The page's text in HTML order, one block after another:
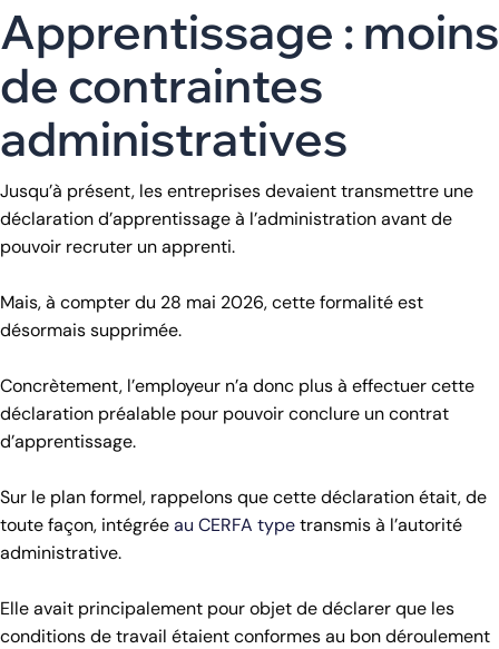
Apprentissage : moins
de contraintes
administratives
Jusqu’à présent, les entreprises devaient transmettre une
déclaration d’apprentissage à l’administration avant de
pouvoir recruter un apprenti.
Mais, à compter du 28 mai 2026, cette formalité est
désormais supprimée.
Concrètement, l’employeur n’a donc plus à effectuer cette
déclaration préalable pour pouvoir conclure un contrat
d’apprentissage.
Sur le plan formel, rappelons que cette déclaration était, de
toute façon, intégréeau CERFA typetransmis à l’autorité
administrative.
Elle avait principalement pour objet de déclarer que les
conditions de travail étaient conformes au bon déroulement